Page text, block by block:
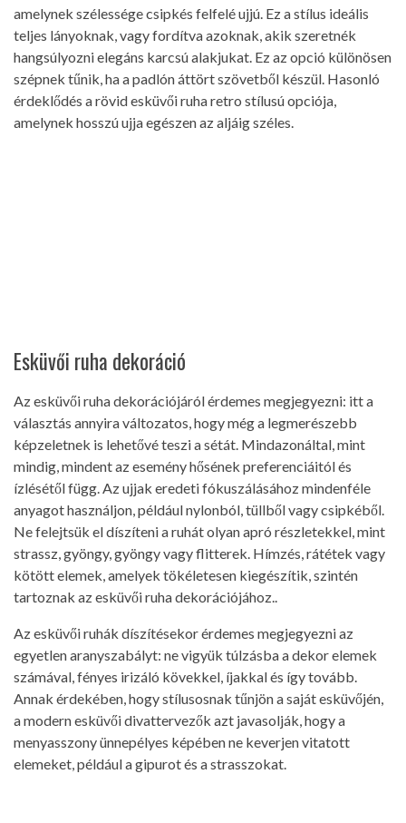
amelynek szélessége csipkés felfelé ujjú. Ez a stílus ideális
teljes lányoknak, vagy fordítva azoknak, akik szeretnék
hangsúlyozni elegáns karcsú alakjukat. Ez az opció különösen
szépnek tűnik, ha a padlón áttört szövetből készül. Hasonló
érdeklődés a rövid esküvői ruha retro stílusú opciója,
amelynek hosszú ujja egészen az aljáig széles.
Esküvői ruha dekoráció
Az esküvői ruha dekorációjáról érdemes megjegyezni: itt a
választás annyira változatos, hogy még a legmerészebb
képzeletnek is lehetővé teszi a sétát. Mindazonáltal, mint
mindig, mindent az esemény hősének preferenciáitól és
ízlésétől függ. Az ujjak eredeti fókuszálásához mindenféle
anyagot használjon, például nylonból, tüllből vagy csipkéből.
Ne felejtsük el díszíteni a ruhát olyan apró részletekkel, mint
strassz, gyöngy, gyöngy vagy flitterek. Hímzés, rátétek vagy
kötött elemek, amelyek tökéletesen kiegészítik, szintén
tartoznak az esküvői ruha dekorációjához..
Az esküvői ruhák díszítésekor érdemes megjegyezni az
egyetlen aranyszabályt: ne vigyük túlzásba a dekor elemek
számával, fényes irizáló kövekkel, íjakkal és így tovább.
Annak érdekében, hogy stílusosnak tűnjön a saját esküvőjén,
a modern esküvői divattervezők azt javasolják, hogy a
menyasszony ünnepélyes képében ne keverjen vitatott
elemeket, például a gipurot és a strasszokat.